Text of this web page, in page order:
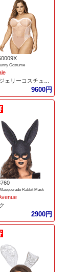
Costume
9600円
Rabbit Mask
2900円